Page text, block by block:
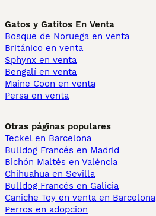
Gatos y Gatitos En Venta
Bosque de Noruega en venta
Británico en venta
Sphynx en venta
Bengalí en venta
Maine Coon en venta
Persa en venta
Otras páginas populares
Teckel en Barcelona
Bulldog Francés en Madrid
Bichón Maltés en València
Chihuahua en Sevilla
Bulldog Francés en Galicia
Caniche Toy en venta en Barcelona
Perros en adopcion